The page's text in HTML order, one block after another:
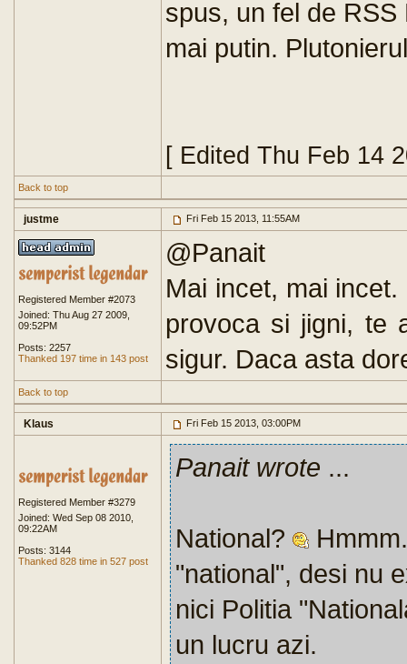
spus, un fel de
mai putin.
[ Edited Thu Feb 14
Back to top
justme Fri Feb 15 2013, 11:55AM
Registered Member #2073
Joined: Thu Aug 27 2009,
09:52PM
Posts: 2257
Thanked 197 time in 143 post
@Panait
Mai incet, mai
provoca si jigni, te
sigur. Daca asta
Back to top
Klaus Fri Feb 15 2013, 03:00PM
Registered Member #3279
Joined: Wed Sep 08 2010,
09:22AM
Posts: 3144
Thanked 828 time in 527 post
Panait wrote ...
National?
"national", desi nu
nici Politia
un lucru azi.